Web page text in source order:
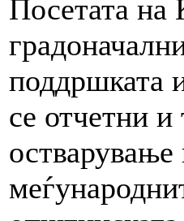
Посетата на
поддршката
се отчетни и
остварување